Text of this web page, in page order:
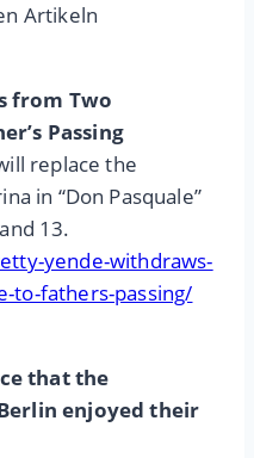
Artikeln
from Two
Passing
replace the
in “Don Pasquale”
13.
yende-withdraws-
to-fathers-passing/
that the
enjoyed their